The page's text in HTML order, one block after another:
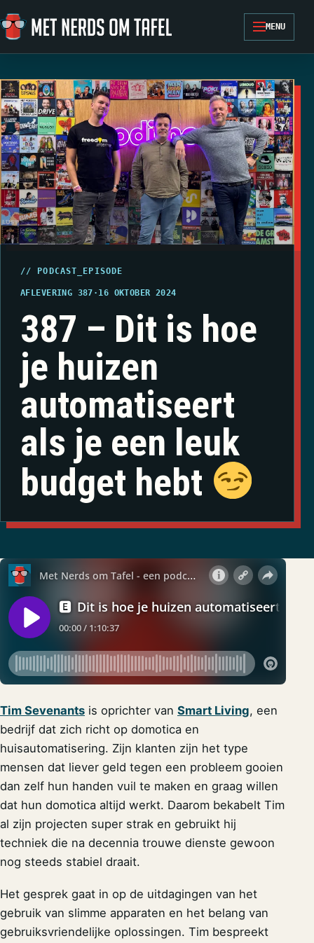
Ga naar de inhoud
MENU
// PODCAST_EPISODE
AFLEVERING 387 · 16 OKTOBER 2024
387 – Dit is hoe
je huizen
automatiseert
als je een leuk
budget hebt
Tim Sevenants is oprichter van Smart Living, een
bedrijf dat zich richt op domotica en
huisautomatisering. Zijn klanten zijn het type
mensen dat liever geld tegen een probleem gooien
dan zelf hun handen vuil te maken en graag willen
dat hun domotica altijd werkt. Daarom bekabelt Tim
al zijn projecten super strak en gebruikt hij
techniek die na decennia trouwe dienste gewoon
nog steeds stabiel draait.
Het gesprek gaat in op de uitdagingen van het
gebruik van slimme apparaten en het belang van
gebruiksvriendelijke oplossingen. Tim bespreekt